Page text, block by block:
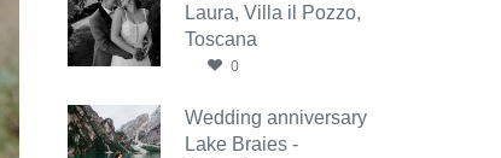
Laura, Villa il Pozzo,
Toscana
0
Wedding anniversary
Lake Braies -